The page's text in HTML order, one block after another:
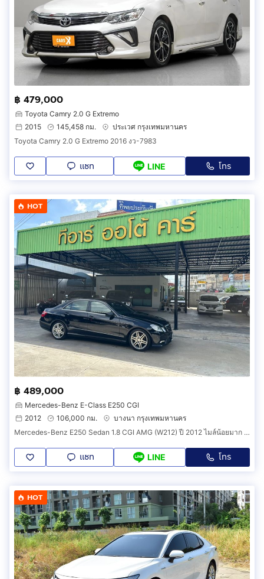
฿ 479,000
Toyota Camry 2.0 G Extremo
2015
145,458 กม.
ประเวศ กรุงเทพมหานคร
Toyota Camry 2.0 G Extremo 2016 งว-7983
แชท LINE โทร
HOT
฿ 489,000
Mercedes-Benz E-Class E250 CGI
2012
106,000 กม.
บางนา กรุงเทพมหานคร
Mercedes-Benz E250 Sedan 1.8 CGI AMG (W212) ปี 2012 ไมล์น้อยมาก รถบ้านมือเดียว ไม่มีชนหนัก ไม่เคยน้ำท่วม ไม่เคยติดแก๊ส รถสวยพร้อมใช้งาน
แชท LINE โทร
HOT